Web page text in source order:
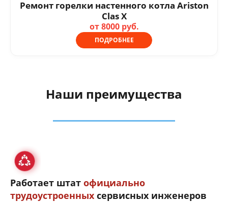
Ремонт горелки настенного котла Ariston
Clas X
от 8000 руб.
ПОДРОБНЕЕ
Наши преимущества
Работает штат официально
трудоустроенных сервисных инженеров